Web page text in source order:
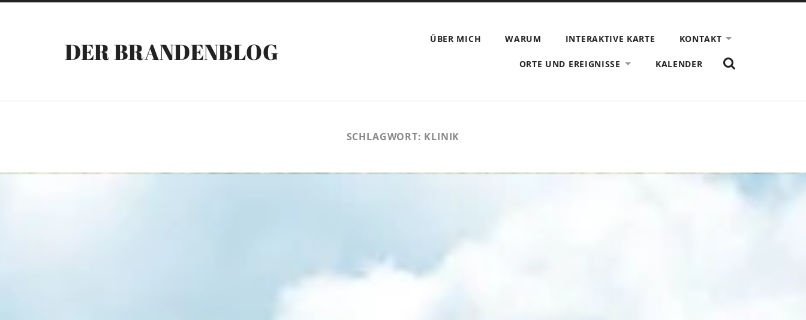
DER BRANDENBLOG ÜBER MICH WARUM INTERAKTIVE KARTE KONTAKT
ORTE UND EREIGNISSE KALENDER
ZEIGE
DAS
SCHLAGWORT: KLINIK